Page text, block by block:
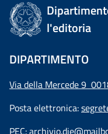
l'editoria
DIPARTIMENTO
Via della Mercede 9
Posta elettronica:
PEC: